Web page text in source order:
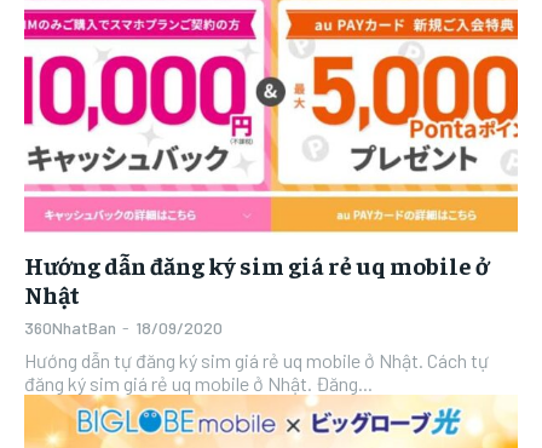
Hướng dẫn đăng ký sim giá rẻ uq mobile ở
Nhật
360NhatBan - 18/09/2020
Hướng dẫn tự đăng ký sim giá rẻ uq mobile ở Nhật. Cách tự
đăng ký sim giá rẻ uq mobile ở Nhật. Đăng...